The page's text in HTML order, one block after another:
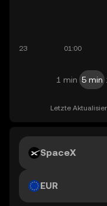
1 min 5 min
Letzte
SpaceX
EUR